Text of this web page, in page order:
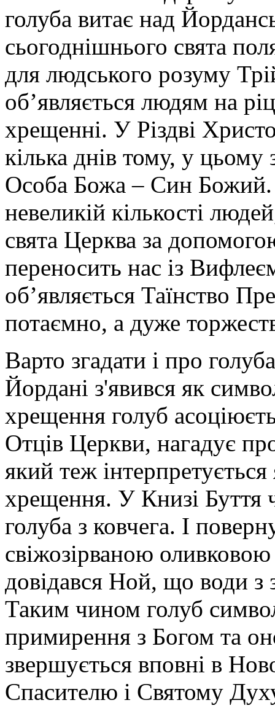
голуба витає над
сьогоднішнього свята
для людського розуму
об’являється людям на
хрещенні. У Різдві
кілька днів тому, у цьому
Особа Божа – Син Божий.
невеликій кількості
свята Церква за
переносить нас із
об’являється Таїнство
потаємно, а дуже
Варто згадати і про
Йордані з'явився як
хрещення голуб
Отців Церкви, нагадує
який теж
хрещення. У Книзі
голуба з ковчега. І
свіжозірваною
довідався Ной, що води з
Таким чином голуб
примирення з Богом та
звершується вповні в
Спасителю і Святому